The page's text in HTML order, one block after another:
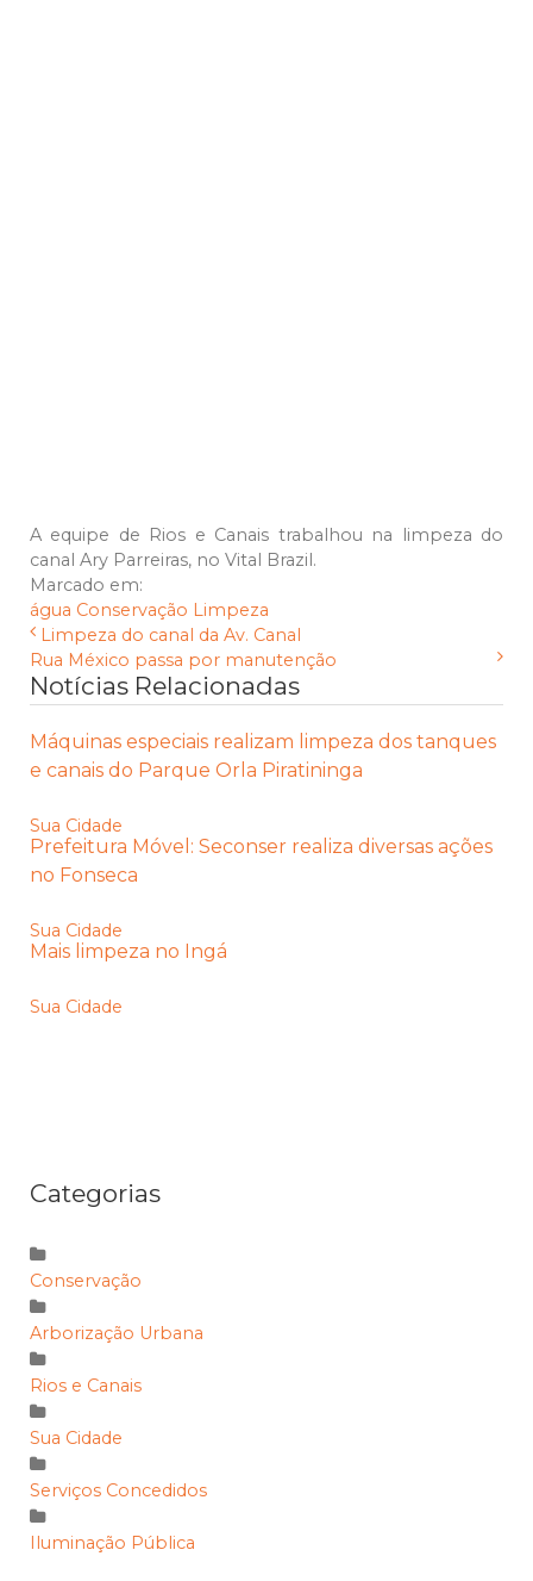
A equipe de Rios e Canais trabalhou na limpeza do
canal Ary Parreiras, no Vital Brazil.
Marcado em:
água Conservação Limpeza
Limpeza do canal da Av. Canal
Rua México passa por manutenção
Notícias Relacionadas
Máquinas especiais realizam limpeza dos tanques
e canais do Parque Orla Piratininga
Sua Cidade
Prefeitura Móvel: Seconser realiza diversas ações
no Fonseca
Sua Cidade
Mais limpeza no Ingá
Sua Cidade
Categorias
Conservação
Arborização Urbana
Rios e Canais
Sua Cidade
Serviços Concedidos
Iluminação Pública